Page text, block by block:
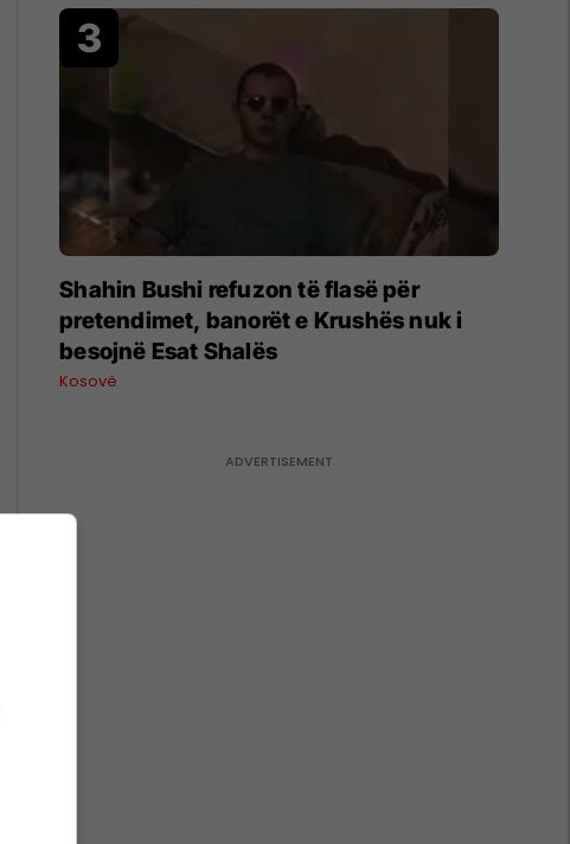
Shahin Bushi refuzon të flasë për
pretendimet, banorët e Krushës nuk i
besojnë Esat Shalës
Kosovë